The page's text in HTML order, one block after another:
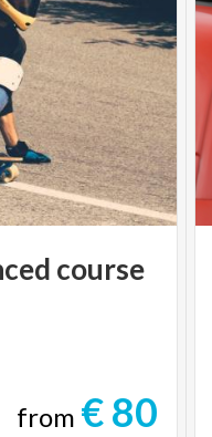
course
from € 80